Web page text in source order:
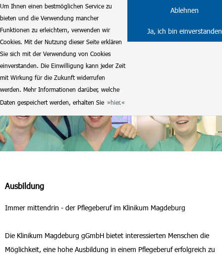
Um Ihnen einen bestmöglichen Service zu
bieten und die Verwendung mancher
Funktionen zu erleichtern, verwenden wir
Cookies. Mit der Nutzung dieser Seite erklären
Sie sich mit der Verwendung von Cookies
einverstanden. Die Einwilligung kann jeder Zeit
mit Wirkung für die Zukunft widerrufen
werden. Mehr Informationen darüber, welche
Daten gespeichert werden, erhalten Sie
hier.
Ablehnen
Ja, ich bin einverstanden
Ausbildung
Immer mittendrin - der Pflegeberuf im Klinikum Magdeburg
Die Klinikum Magdeburg gGmbH bietet interessierten Menschen die
Möglichkeit, eine hohe Ausbildung in einem Pflegeberuf erfolgreich zu